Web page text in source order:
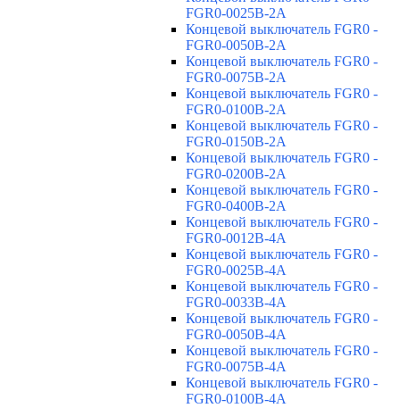
FGR0-0025B-2A
Концевой выключатель FGR0 -
FGR0-0050B-2A
Концевой выключатель FGR0 -
FGR0-0075B-2A
Концевой выключатель FGR0 -
FGR0-0100B-2A
Концевой выключатель FGR0 -
FGR0-0150B-2A
Концевой выключатель FGR0 -
FGR0-0200B-2A
Концевой выключатель FGR0 -
FGR0-0400B-2A
Концевой выключатель FGR0 -
FGR0-0012B-4A
Концевой выключатель FGR0 -
FGR0-0025B-4A
Концевой выключатель FGR0 -
FGR0-0033B-4A
Концевой выключатель FGR0 -
FGR0-0050B-4A
Концевой выключатель FGR0 -
FGR0-0075B-4A
Концевой выключатель FGR0 -
FGR0-0100B-4A